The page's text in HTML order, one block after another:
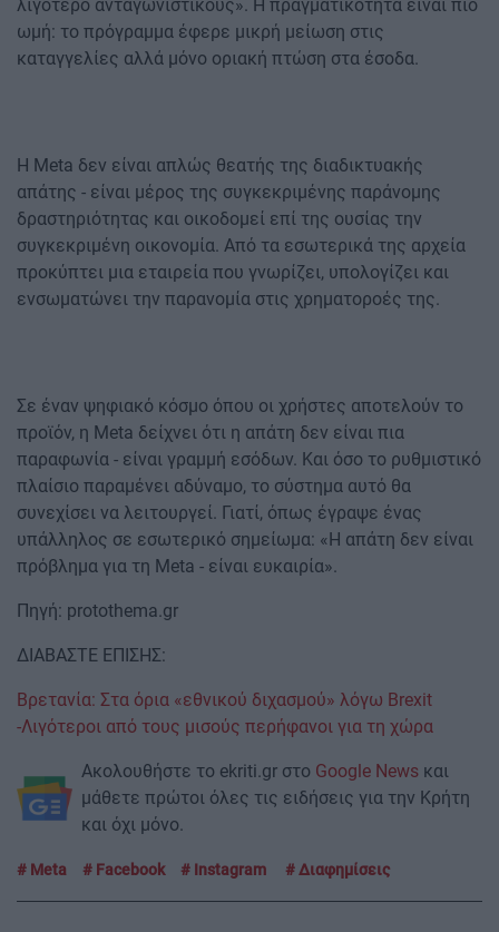
λιγότερο ανταγωνιστικούς». Η πραγματικότητα είναι πιο
ωμή: το πρόγραμμα έφερε μικρή μείωση στις
καταγγελίες αλλά μόνο οριακή πτώση στα έσοδα.
Η Meta δεν είναι απλώς θεατής της διαδικτυακής
απάτης - είναι μέρος της συγκεκριμένης παράνομης
δραστηριότητας και οικοδομεί επί της ουσίας την
συγκεκριμένη οικονομία. Από τα εσωτερικά της αρχεία
προκύπτει μια εταιρεία που γνωρίζει, υπολογίζει και
ενσωματώνει την παρανομία στις χρηματοροές της.
Σε έναν ψηφιακό κόσμο όπου οι χρήστες αποτελούν το
προϊόν, η Meta δείχνει ότι η απάτη δεν είναι πια
παραφωνία - είναι γραμμή εσόδων. Και όσο το ρυθμιστικό
πλαίσιο παραμένει αδύναμο, το σύστημα αυτό θα
συνεχίσει να λειτουργεί. Γιατί, όπως έγραψε ένας
υπάλληλος σε εσωτερικό σημείωμα: «Η απάτη δεν είναι
πρόβλημα για τη Meta - είναι ευκαιρία».
Πηγή: protothema.gr
ΔΙΑΒΑΣΤΕ ΕΠΙΣΗΣ:
Βρετανία: Στα όρια «εθνικού διχασμού» λόγω Brexit
-Λιγότεροι από τους μισούς περήφανοι για τη χώρα
Ακολουθήστε το ekriti.gr στο Google News και
μάθετε πρώτοι όλες τις ειδήσεις για την Κρήτη
και όχι μόνο.
Meta Facebook Instagram Διαφημίσεις